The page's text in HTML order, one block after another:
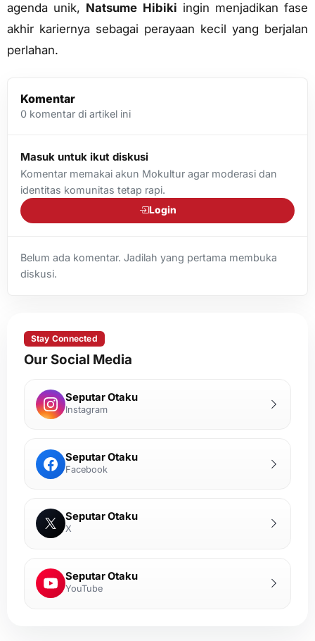
agenda unik, Natsume Hibiki ingin menjadikan fase
akhir kariernya sebagai perayaan kecil yang berjalan
perlahan.
Komentar
0 komentar di artikel ini
Masuk untuk ikut diskusi
Komentar memakai akun Mokultur agar moderasi dan
identitas komunitas tetap rapi.
Login
Belum ada komentar. Jadilah yang pertama membuka
diskusi.
Stay Connected
Our Social Media
Seputar Otaku
Instagram
Seputar Otaku
Facebook
Seputar Otaku
X
Seputar Otaku
YouTube